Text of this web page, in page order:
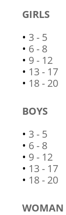
GIRLS
• 3 - 5
• 6 - 8
• 9 - 12
• 13 - 17
• 18 - 20
BOYS
• 3 - 5
• 6 - 8
• 9 - 12
• 13 - 17
• 18 - 20
WOMAN